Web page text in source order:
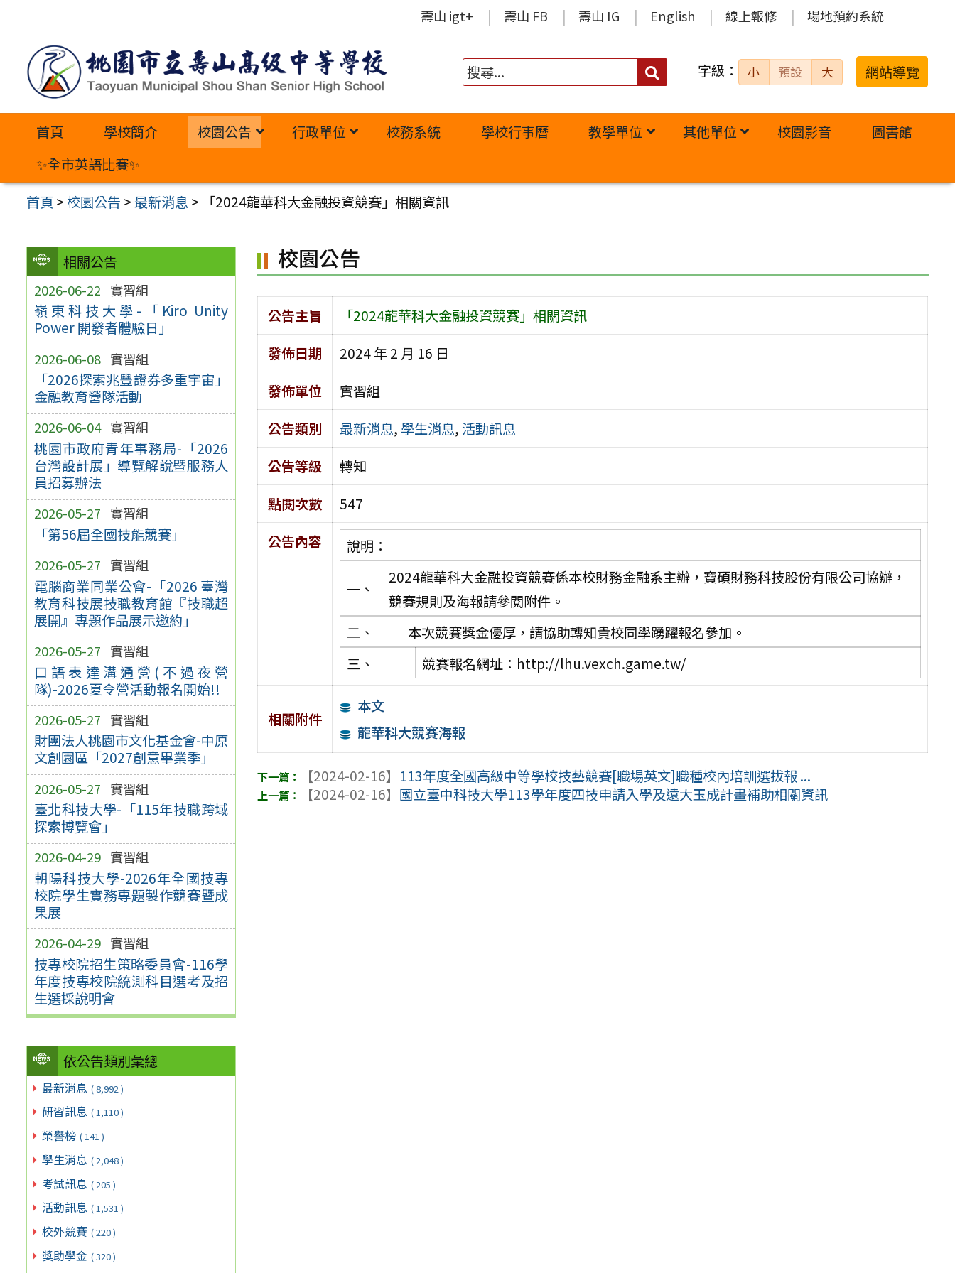
內
壽山 igt+ 壽山 FB 壽山 IG English 線上報修 場地預約系統
搜
字級： 小 預設 大 網站導覽
首頁 學校簡介 校園公告 行政單位 校務系統 學校行事曆 教學單位 其他單位 校園影音
圖書館
✨全市英語比賽✨
首頁 >校園公告 >最新消息 > 「2024龍華科大金融投資競賽」相關資訊
相關公告
2026-06-22 實習組
嶺東科技大學-「Kiro Unity
Power 開發者體驗日」
2026-06-08 實習組
「2026探索兆豐證券多重宇宙」
金融教育營隊活動
2026-06-04 實習組
桃園市政府青年事務局-「2026
台灣設計展」導覽解說暨服務人
員招募辦法
2026-05-27 實習組
「第56屆全國技能競賽」
2026-05-27 實習組
電腦商業同業公會-「2026 臺灣
教育科技展技職教育館『技職超
展開』專題作品展示邀約」
2026-05-27 實習組
口語表達溝通營(不過夜營
隊)-2026夏令營活動報名開始!!
2026-05-27 實習組
財團法人桃園市文化基金會-中原
文創園區「2027創意畢業季」
2026-05-27 實習組
臺北科技大學-「115年技職跨域
探索博覽會」
2026-04-29 實習組
朝陽科技大學-2026年全國技專
校院學生實務專題製作競賽暨成
果展
2026-04-29 實習組
技專校院招生策略委員會-116學
年度技專校院統測科目選考及招
生選採說明會
依公告類別彙總
最新消息 ( 8,992 )
研習訊息 ( 1,110 )
榮譽榜 ( 141 )
學生消息 ( 2,048 )
考試訊息 ( 205 )
活動訊息 ( 1,531 )
校外競賽 ( 220 )
獎助學金 ( 320 )
校園公告
公告主旨
「2024龍華科大金融投資競賽」相關資訊
發佈日期
2024 年 2 月 16 日
發佈單位
實習組
公告類別
最新消息, 學生消息, 活動訊息
公告等級
轉知
點閱次數
547
公告內容
說明：
一、
2024龍華科大金融投資競賽係本校財務金融系主辦，寶碩財務科技股份有限公司協辦，
競賽規則及海報請參閱附件。
二、
本次競賽獎金優厚，請協助轉知貴校同學踴躍報名參加。
三、
競賽報名網址：http://lhu.vexch.game.tw/
相關附件
本文
龍華科大競賽海報
【2024-02-16】 113年度全國高級中等學校技藝競賽[職場英文]職種校內培訓選拔報 ...
【2024-02-16】 國立臺中科技大學113學年度四技申請入學及遠大玉成計畫補助相關資訊